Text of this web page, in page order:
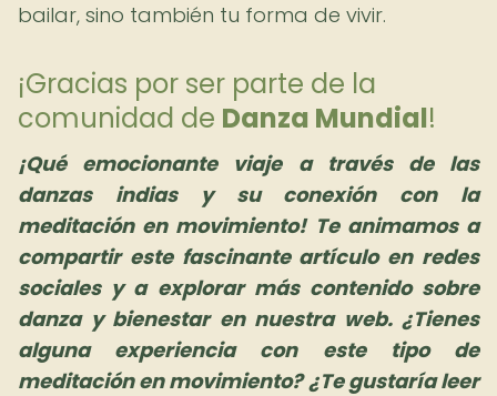
bailar, sino también tu forma de vivir.
¡Gracias por ser parte de la
comunidad de Danza Mundial!
¡Qué emocionante viaje a través de las
danzas indias y su conexión con la
meditación en movimiento! Te animamos a
compartir este fascinante artículo en redes
sociales y a explorar más contenido sobre
danza y bienestar en nuestra web. ¿Tienes
alguna experiencia con este tipo de
meditación en movimiento? ¿Te gustaría leer